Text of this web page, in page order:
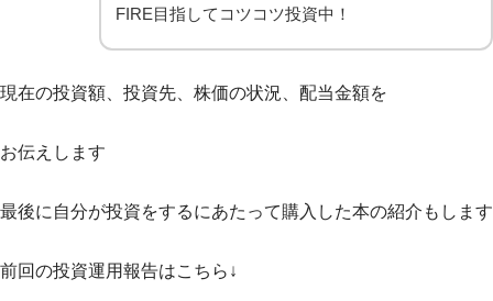
FIRE目指してコツコツ投資中！
現在の投資額、投資先、株価の状況、配当金額を
お伝えします
最後に自分が投資をするにあたって購入した本の紹介もします
前回の投資運用報告はこちら↓